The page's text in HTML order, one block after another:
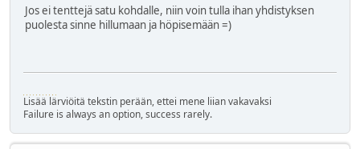
Jos ei tenttejä satu kohdalle, niin voin tulla ihan yhdistyksen
puolesta sinne hillumaan ja höpisemään =)
Lisää lärviöitä tekstin perään, ettei mene liian vakavaksi
Failure is always an option, success rarely.